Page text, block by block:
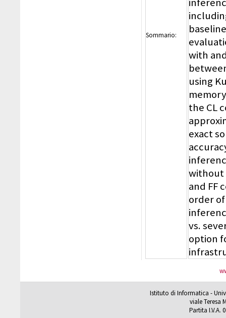
Sommario:
with
using
the CL
exact
without
and FF
order of
vs.
option
Istituto di Informatica -
viale Teresa
Partita I.V.A.